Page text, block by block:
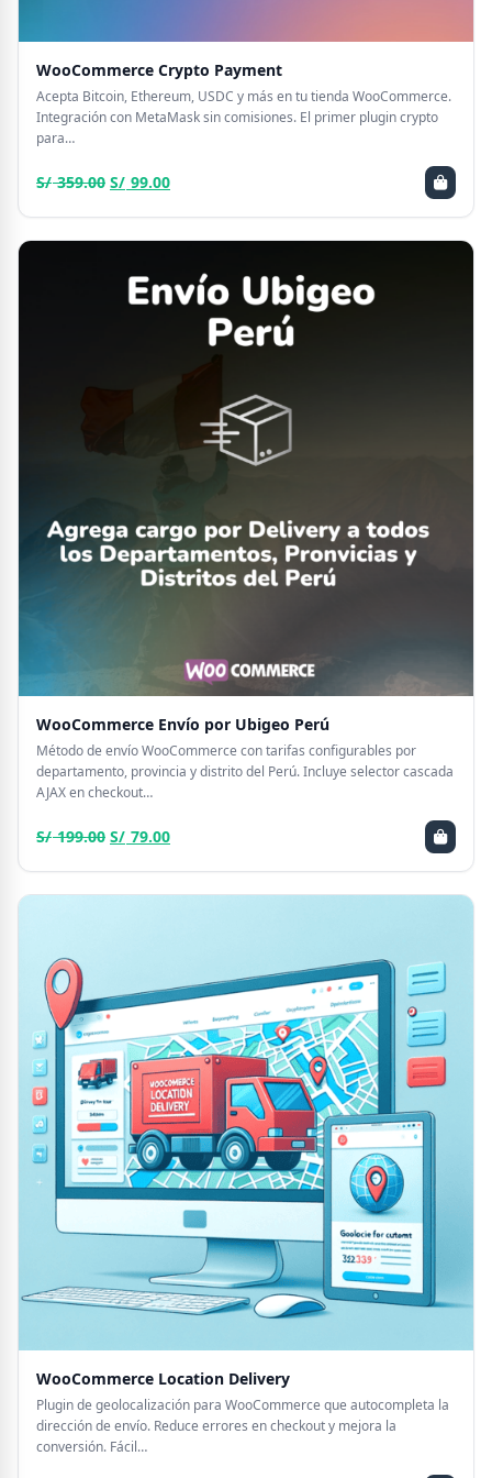
WooCommerce Crypto Payment
Acepta Bitcoin, Ethereum, USDC y más en tu tienda WooCommerce.
Integración con MetaMask sin comisiones. El primer plugin crypto
para…
S/359.00 El
original
era:
S/ 99.00El
actual
es:
S/ 99.00.
WooCommerce Envío por Ubigeo Perú
Método de envío WooCommerce con tarifas configurables por
departamento, provincia y distrito del Perú. Incluye selector cascada
AJAX en checkout…
S/199.00 El
original
era:
S/ 79.00El
actual
es:
WooCommerce Location Delivery
Plugin de geolocalización para WooCommerce que autocompleta la
dirección de envío. Reduce errores en checkout y mejora la
conversión. Fácil…